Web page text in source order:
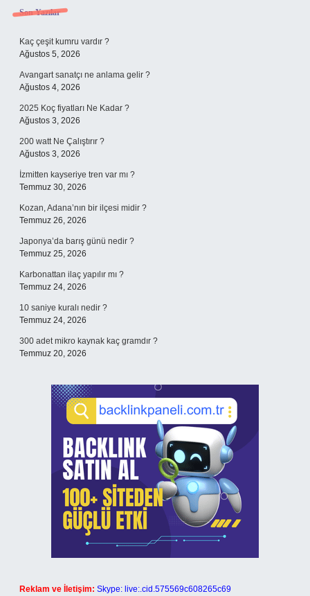
Sidebar
Son Yazılar
Kaç çeşit kumru vardır ?
Ağustos 5, 2026
Avangart sanatçı ne anlama gelir ?
Ağustos 4, 2026
2025 Koç fiyatları Ne Kadar ?
Ağustos 3, 2026
200 watt Ne Çalıştırır ?
Ağustos 3, 2026
İzmitten kayseriye tren var mı ?
Temmuz 30, 2026
Kozan, Adana’nın bir ilçesi midir ?
Temmuz 26, 2026
Japonya’da barış günü nedir ?
Temmuz 25, 2026
Karbonattan ilaç yapılır mı ?
Temmuz 24, 2026
10 saniye kuralı nedir ?
Temmuz 24, 2026
300 adet mikro kaynak kaç gramdır ?
Temmuz 20, 2026
Reklam ve İletişim: Skype: live:.cid.575569c608265c69